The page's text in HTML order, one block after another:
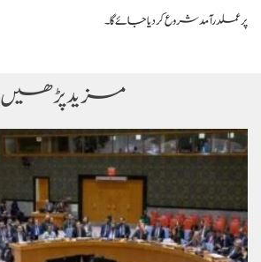
پر عملدرآمد شروع کر دیا جائے گا۔
مزید پڑھیں